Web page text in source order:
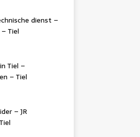
dienst –
Tiel
Tiel –
– Tiel
– JR